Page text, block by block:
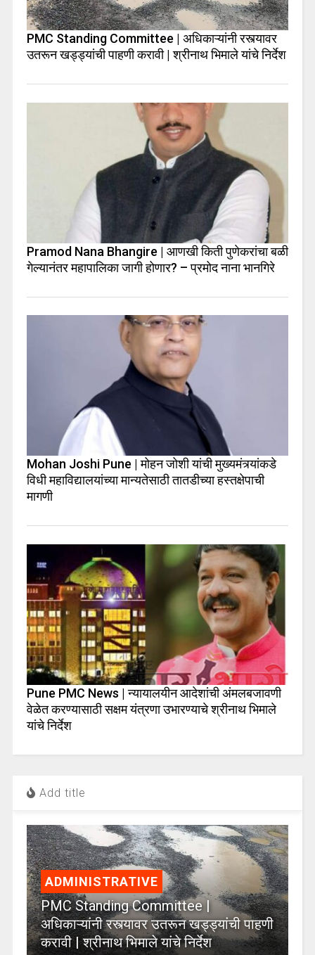
PMC Standing Committee | अधिकाऱ्यांनी रस्त्यावर
उतरून खड्ड्यांची पाहणी करावी | श्रीनाथ भिमाले यांचे निर्देश
Pramod Nana Bhangire | आणखी किती पुणेकरांचा बळी
गेल्यानंतर महापालिका जागी होणार? – प्रमोद नाना भानगिरे
Mohan Joshi Pune | मोहन जोशी यांची मुख्यमंत्र्यांकडे
विधी महाविद्यालयांच्या मान्यतेसाठी तातडीच्या हस्तक्षेपाची
मागणी
Pune PMC News | न्यायालयीन आदेशांची अंमलबजावणी
वेळेत करण्यासाठी सक्षम यंत्रणा उभारण्याचे श्रीनाथ भिमाले
यांचे निर्देश
Add title
ADMINISTRATIVE
PMC Standing Committee |
अधिकाऱ्यांनी रस्त्यावर उतरून खड्ड्यांची पाहणी
करावी | श्रीनाथ भिमाले यांचे निर्देश